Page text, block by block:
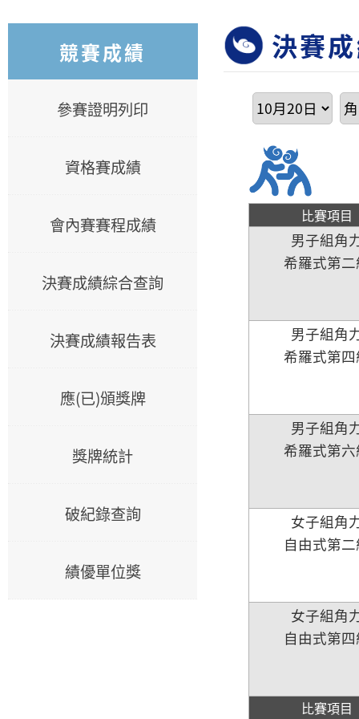
競賽成績
參賽證明列印
資格賽成績
會內賽賽程成績
決賽成績綜合查詢
決賽成績報告表
應(已)頒獎牌
獎牌統計
破紀錄查詢
績優單位獎
決賽
比賽項目
男子組角
希羅式第
男子組角
希羅式第
男子組角
希羅式第
女子組角
自由式第
女子組角
自由式第
比賽項目